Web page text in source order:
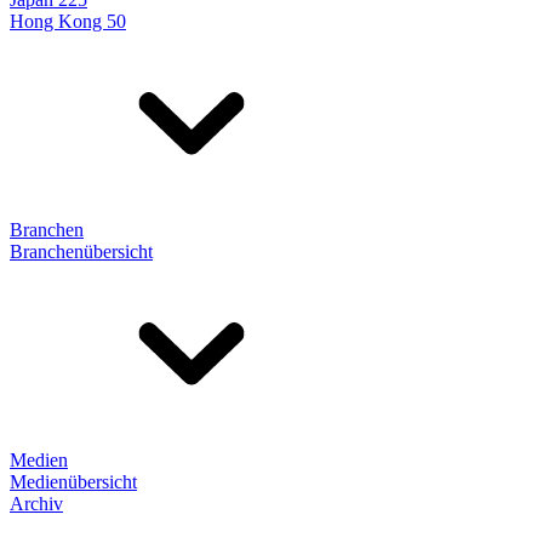
Hong Kong 50
Branchen
Branchenübersicht
Medien
Medienübersicht
Archiv